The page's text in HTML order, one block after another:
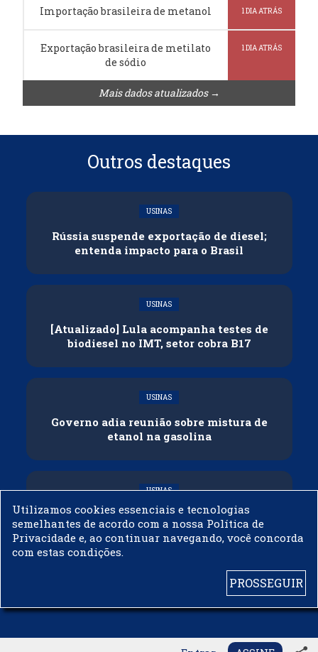
Importação brasileira de metanol 1 DIA ATRÁS
Exportação brasileira de metilato
de sódio
1 DIA ATRÁS
Mais dados atualizados →
Outros destaques
USINAS
Rússia suspende exportação de diesel;
entenda impacto para o Brasil
USINAS
[Atualizado] Lula acompanha testes de
biodiesel no IMT, setor cobra B17
USINAS
Governo adia reunião sobre mistura de
etanol na gasolina
USINAS
CNPE veda importação de biodiesel
Utilizamos cookies essenciais e tecnologias
semelhantes de acordo com a nossa Política de
Privacidade e, ao continuar navegando, você concorda
com estas condições.
PROSSEGUIR